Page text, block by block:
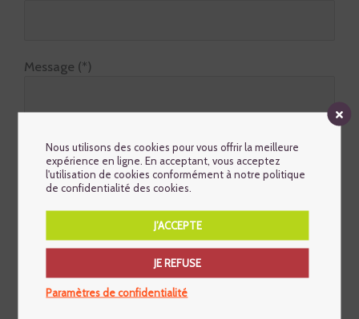
Message (*)
Nous utilisons des cookies pour vous offrir la meilleure
expérience en ligne. En acceptant, vous acceptez
l'utilisation de cookies conformément à notre politique
de confidentialité des cookies.
J’ACCEPTE
JE REFUSE
Paramètres de confidentialité